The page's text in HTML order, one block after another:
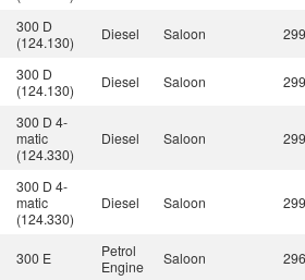
300 D
(124.130)
Diesel Saloon
300 D
(124.130)
Diesel Saloon
300 D 4-
matic
(124.330)
Diesel Saloon
300 D 4-
matic
(124.330)
Diesel Saloon
300 E
Petrol
Engine
Saloon